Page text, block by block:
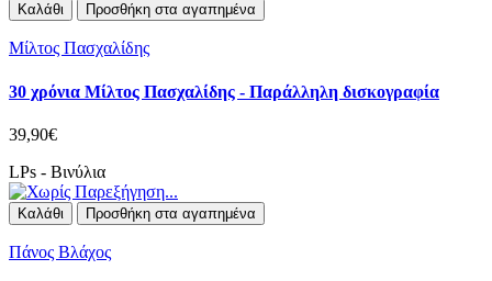
Καλάθι Προσθήκη στα αγαπημένα
Μίλτος Πασχαλίδης
30 χρόνια Μίλτος Πασχαλίδης - Παράλληλη δισκογραφία
39,90€
LPs - Βινύλια
Καλάθι Προσθήκη στα αγαπημένα
Πάνος Βλάχος